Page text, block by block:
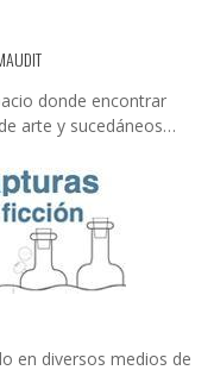
donde encontrar
arte y sucedáneos…
en diversos medios de